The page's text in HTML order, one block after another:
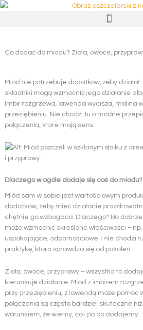
Przejdź
Co dodać do miodu? Zioła, owoce,
Miód nie potrzebuje dodatków, żeby
składniki mogą wzmocnić jego działanie
Imbir rozgrzewa, lawenda wycisza, malina
przeziębieniu. Nie chodzi tu o modne
połączenia, które mają sens.
Dlaczego w ogóle dodaje się coś do miodu?
Miód sam w sobie jest wartościowym
dodatków, żeby mieć działanie
chętnie go wzbogaca. Dlaczego? Bo
może wzmocnić określone właściwości –
uspokajające, odpornościowe. I nie chodzi
praktykę, która sprawdza się od pokoleń.
Zioła, owoce, przyprawy – wszystko to
kierunkuje działanie. Miód z imbirem
przy przeziębieniu, z lawendą może pomóc
połączenia są często bardziej skuteczne
warunkiem, że wiemy, co i po co dodajemy.